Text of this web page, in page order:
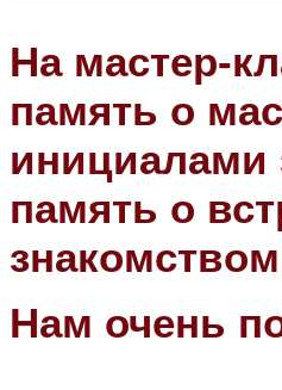
На мастер-
память о
инициалами
память о
Нам очень